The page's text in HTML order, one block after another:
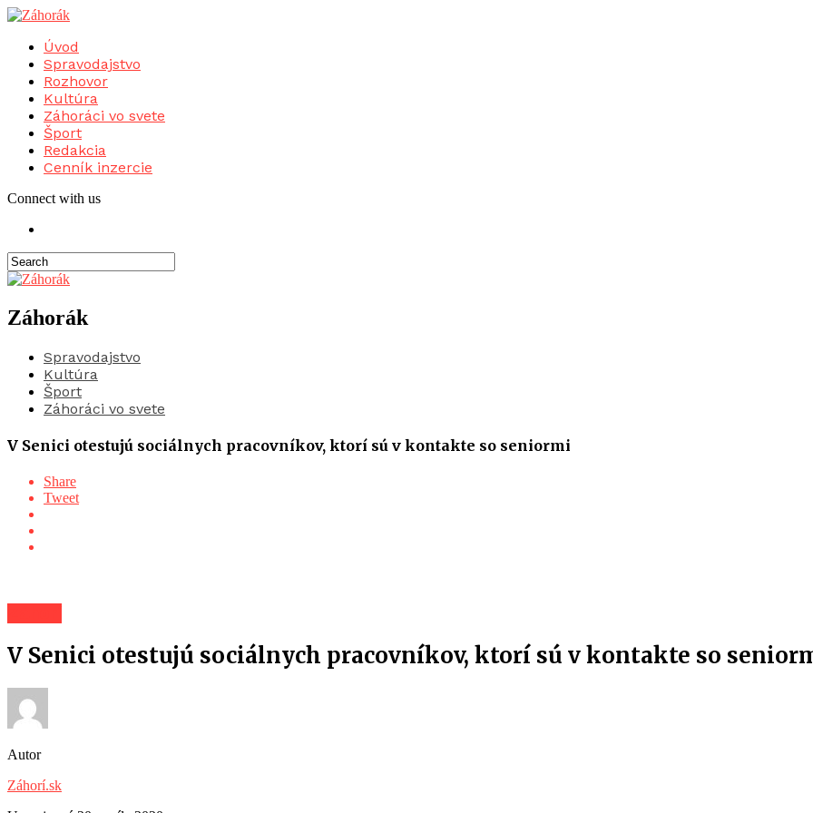
Úvod
Spravodajstvo
Rozhovor
Kultúra
Záhoráci vo svete
Šport
Redakcia
Cenník inzercie
Connect with us
Záhorák
Spravodajstvo
Kultúra
Šport
Záhoráci vo svete
V Senici otestujú sociálnych pracovníkov, ktorí sú v kontakte so seniormi
Share
Tweet
V Senici otestujú sociálnych pracovníkov, ktorí sú v kontakte so
Autor
Záhorí.sk